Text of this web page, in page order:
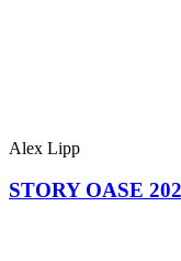
Alex Lipp
STORY OASE